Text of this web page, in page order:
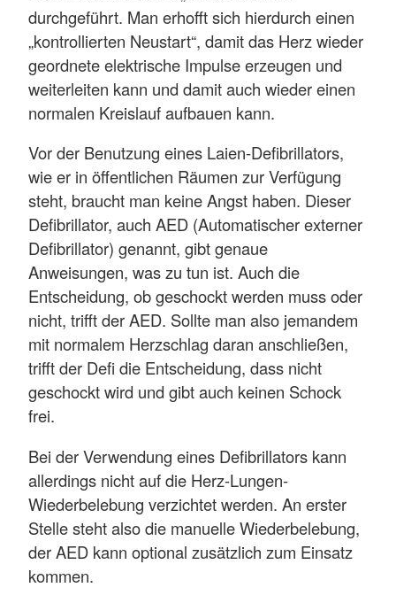
durchgeführt. Man erhofft sich hierdurch einen
„kontrollierten Neustart“, damit das Herz wieder
geordnete elektrische Impulse erzeugen und
weiterleiten kann und damit auch wieder einen
normalen Kreislauf aufbauen kann.
Vor der Benutzung eines Laien-Defibrillators,
wie er in öffentlichen Räumen zur Verfügung
steht, braucht man keine Angst haben. Dieser
Defibrillator, auch AED (Automatischer externer
Defibrillator) genannt, gibt genaue
Anweisungen, was zu tun ist. Auch die
Entscheidung, ob geschockt werden muss oder
nicht, trifft der AED. Sollte man also jemandem
mit normalem Herzschlag daran anschließen,
trifft der Defi die Entscheidung, dass nicht
geschockt wird und gibt auch keinen Schock
frei.
Bei der Verwendung eines Defibrillators kann
allerdings nicht auf die Herz-Lungen-
Wiederbelebung verzichtet werden. An erster
Stelle steht also die manuelle Wiederbelebung,
der AED kann optional zusätzlich zum Einsatz
kommen.